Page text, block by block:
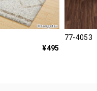
¥495
77-4053